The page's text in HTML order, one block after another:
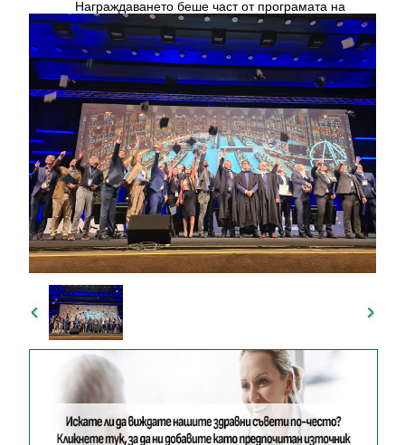
Награждаването беше част от програмата на